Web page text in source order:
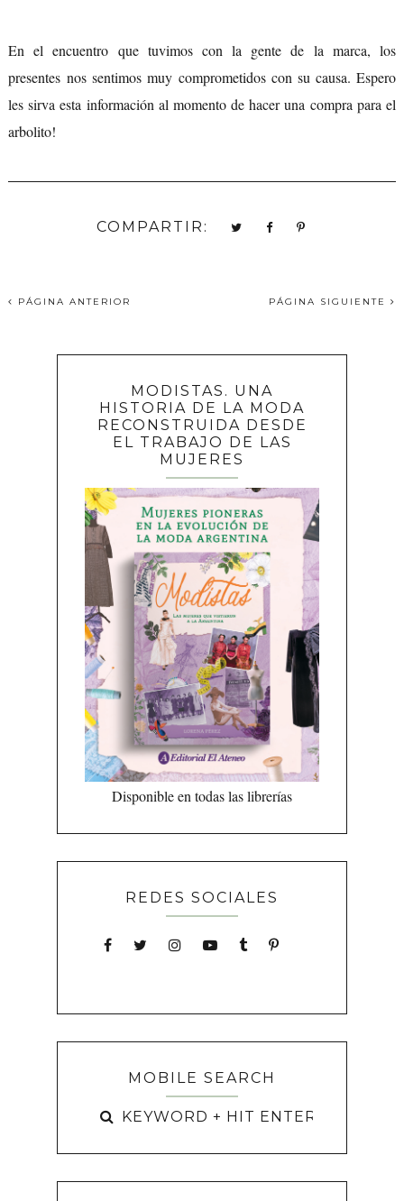
En el encuentro que tuvimos con la gente de la marca, los
presentes nos sentimos muy comprometidos con su causa. Espero
les sirva esta información al momento de hacer una compra para el
arbolito!
COMPARTIR:
PÁGINA ANTERIOR PÁGINA SIGUIENTE
MODISTAS. UNA
HISTORIA DE LA MODA
RECONSTRUIDA DESDE
EL TRABAJO DE LAS
MUJERES
Disponible en todas las librerías
REDES SOCIALES
MOBILE SEARCH